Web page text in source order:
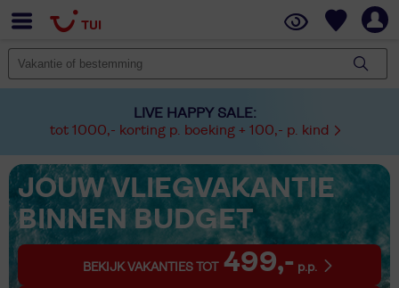
LIVE HAPPY SALE:
tot 1000,- korting p. boeking + 100,- p. kind
JOUW VLIEGVAKANTIE
BINNEN BUDGET
BEKIJK VAKANTIES TOT 499,- p.p.